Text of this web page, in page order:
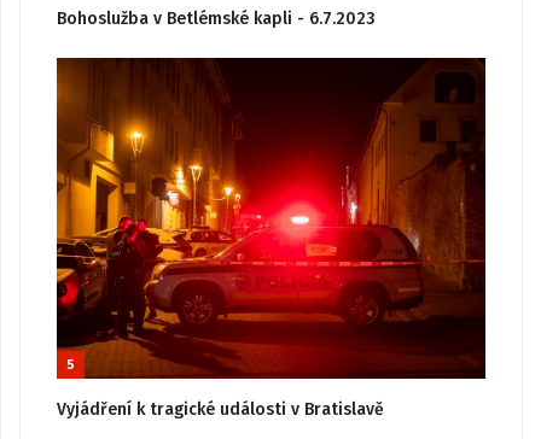
Bohoslužba v Betlémské kapli - 6.7.2023
5
Vyjádření k tragické události v Bratislavě